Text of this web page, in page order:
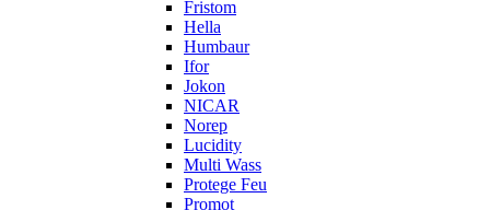
Fristom
Hella
Humbaur
Ifor
Jokon
NICAR
Norep
Lucidity
Multi Wass
Protege Feu
Promot